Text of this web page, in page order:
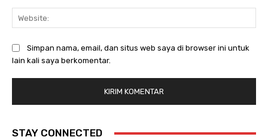
Simpan nama, email, dan situs web saya di browser ini untuk
lain kali saya berkomentar.
STAY CONNECTED